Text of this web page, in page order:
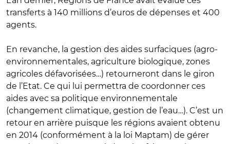
transferts à 140 millions d’euros de dépenses et 400
agents.
En revanche, la gestion des aides surfaciques (agro-
environnementales, agriculture biologique, zones
agricoles défavorisées…) retourneront dans le giron
de l’Etat. Ce qui lui permettra de coordonner ces
aides avec sa politique environnementale
(changement climatique, gestion de l’eau…). C’est un
retour en arrière puisque les régions avaient obtenu
en 2014 (conformément à la loi Maptam) de gérer